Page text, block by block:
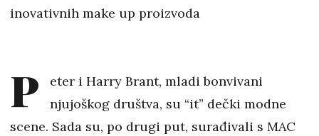
inovativnih make up proizvoda
P
eter i Harry Brant, mladi bonvivani
njujoškog društva, su “it” dečki modne
scene. Sada su, po drugi put, surađivali s MAC